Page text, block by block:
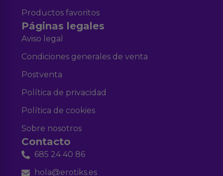
Productos favoritos
Páginas legales
Aviso legal
Condiciones generales de venta
Postventa
Política de privacidad
Política de cookies
Sobre nosotros
Contacto
685 24 40 86
hola@erotiks.es